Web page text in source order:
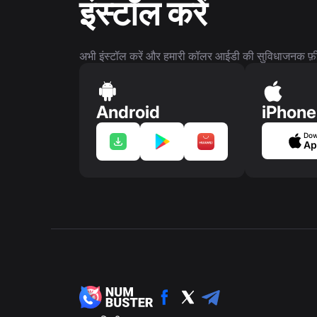
इंस्टॉल करें
अभी इंस्टॉल करें और हमारी कॉलर आईडी की सुविधाजनक
Android iPhone